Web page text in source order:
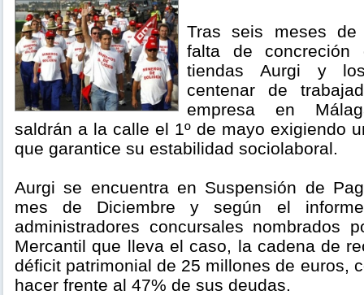
Tras seis meses
falta de
tiendas Aurgi y
centenar de
empresa en
saldrán a la calle el 1º de mayo exigiendo
que garantice su estabilidad sociolaboral.
Aurgi se encuentra en Suspensión de
mes de Diciembre y según el
administradores concursales nombrados
Mercantil que lleva el caso, la cadena de
déficit patrimonial de 25 millones de euros,
hacer frente al 47% de sus deudas.